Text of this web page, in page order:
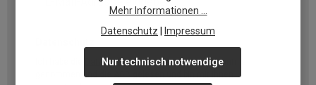
Datenschutzbestimmungenzur Kenntnis
genommen und die
Mehr Informationen ...
Datenschutz
Impressum
Nur technisch notwendige